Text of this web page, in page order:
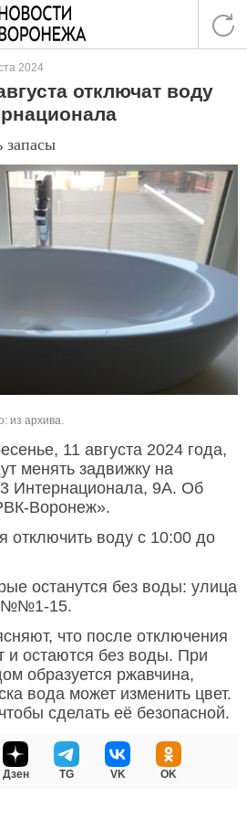
2024
отключат воду
из архива.
11 августа 2024 года,
менять задвижку на
Интернационала, 9А. Об
Воронеж».
отключить воду с 10:00 до
останутся без воды: улица
№№1-15.
что после отключения
и остаются без воды. При
образуется ржавчина,
вода может изменить цвет.
сделать её безопасной.
Дзен TG VK OK